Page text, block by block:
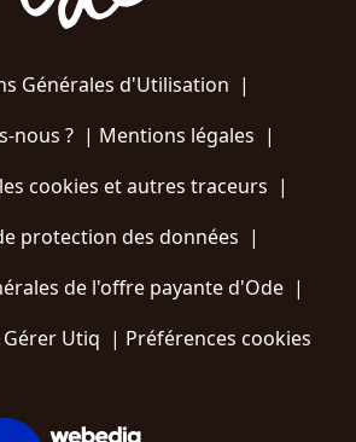
Générales d'Utilisation |
nous ?| Mentions légales |
cookies et autres traceurs |
protection des données |
de l'offre payante d'Ode |
Gérer Utiq | Préférences cookies